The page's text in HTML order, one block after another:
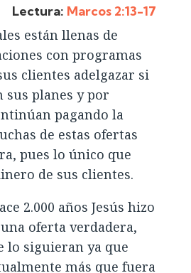
Lectura: Marcos 2:13-17
están llenas de
con programas
clientes adelgazar si
sus planes y por
pagando la
de estas ofertas
pues lo único que
de sus clientes.
2.000 años Jesús hizo
oferta verdadera,
lo siguieran ya que
más que fuera